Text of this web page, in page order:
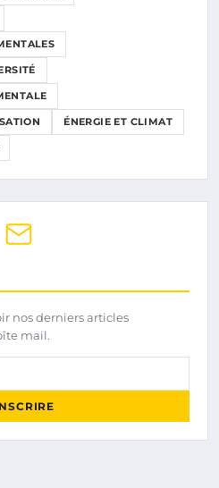
ÉNERGIE ET CLIMAT
nos derniers articles
mail.